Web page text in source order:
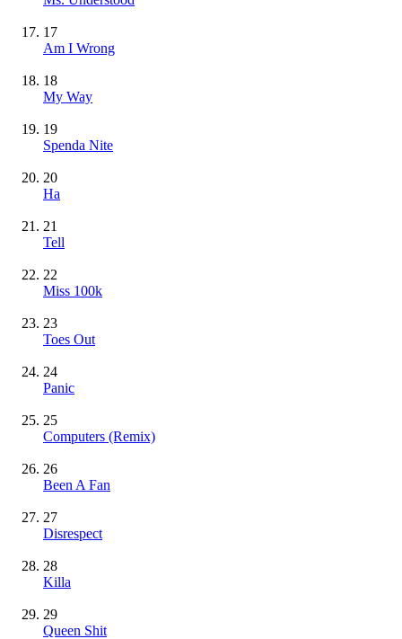
17
Am I Wrong
18
My Way
19
Spenda Nite
20
Ha
21
Tell
22
Miss 100k
23
Toes Out
24
Panic
25
Computers (Remix)
26
Been A Fan
27
Disrespect
28
Killa
29
Queen Shit